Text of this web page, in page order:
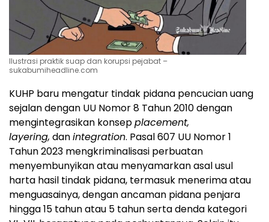
Ilustrasi praktik suap dan korupsi pejabat –
sukabumiheadline.com
KUHP baru mengatur tindak pidana pencucian uang
sejalan dengan UU Nomor 8 Tahun 2010 dengan
mengintegrasikan konsepplacement,
layering, danintegration. Pasal 607 UU Nomor 1
Tahun 2023 mengkriminalisasi perbuatan
menyembunyikan atau menyamarkan asal usul
harta hasil tindak pidana, termasuk menerima atau
menguasainya, dengan ancaman pidana penjara
hingga 15 tahun atau 5 tahun serta denda kategori